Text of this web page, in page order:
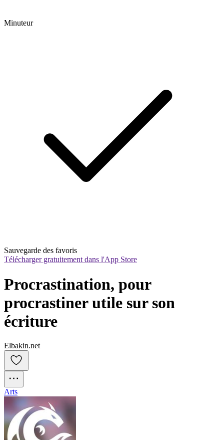
Minuteur
Sauvegarde des favoris
Télécharger gratuitement dans l'App Store
Procrastination, pour
procrastiner utile sur son
écriture
Elbakin.net
Arts